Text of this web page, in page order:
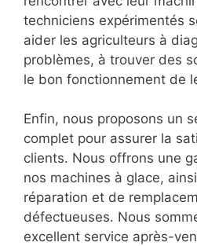
techniciens expérimentés
aider les agriculteurs à
problèmes, à trouver des
le bon fonctionnement de
Enfin, nous proposons un
complet pour assurer la
clients. Nous offrons une
nos machines à glace,
réparation et de
défectueuses. Nous
excellent service après-